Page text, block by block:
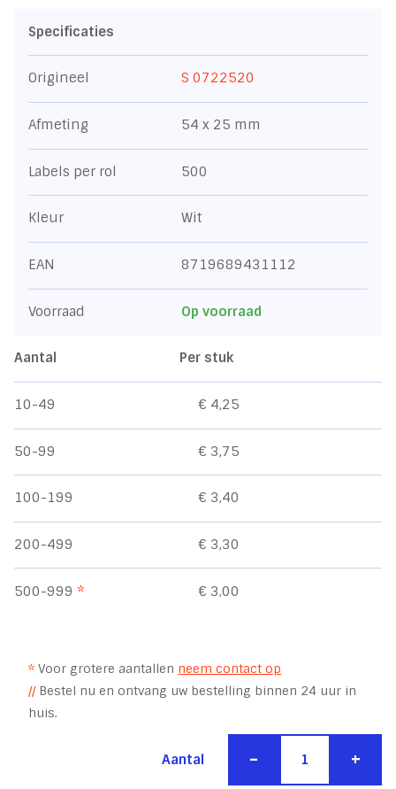
Specificaties
Origineel S 0722520
Afmeting 54 x 25 mm
Labels per rol 500
Kleur Wit
EAN 8719689431112
Voorraad Op voorraad
Aantal Per stuk
10-49 € 4,25
50-99 € 3,75
100-199 € 3,40
200-499 € 3,30
500-999* € 3,00
* Voor grotere aantallen neem contact op
//Bestel nu en ontvang uw bestelling binnen 24 uur in
huis.
Aantal - +